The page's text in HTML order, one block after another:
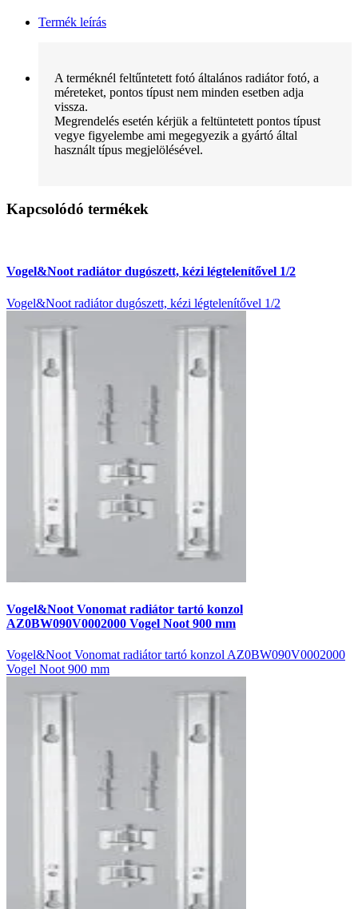
Termék leírás
A terméknél feltűntetett fotó általános radiátor fotó, a
méreteket, pontos típust nem minden esetben adja
vissza.
Megrendelés esetén kérjük a feltüntetett pontos típust
vegye figyelembe ami megegyezik a gyártó által
használt típus megjelölésével.
Kapcsolódó termékek
Vogel&Noot radiátor dugószett, kézi légtelenítővel 1/2
Vogel&Noot radiátor dugószett, kézi légtelenítővel 1/2
Vogel&Noot Vonomat radiátor tartó konzol
AZ0BW090V0002000 Vogel Noot 900 mm
Vogel&Noot Vonomat radiátor tartó konzol AZ0BW090V0002000
Vogel Noot 900 mm